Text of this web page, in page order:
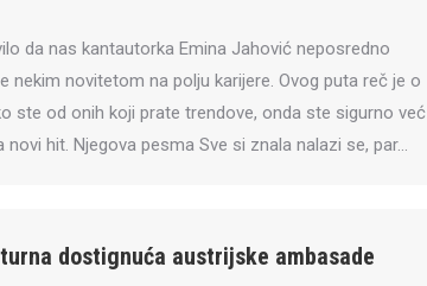
da nas kantautorka Emina Jahović neposredno
nekim novitetom na polju karijere. Ovog puta reč je o
ste od onih koji prate trendove, onda ste sigurno već
novi hit. Njegova pesma Sve si znala nalazi se, par…
dostignuća austrijske ambasade